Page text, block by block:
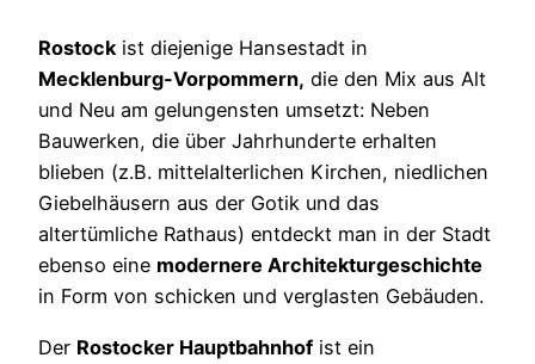
Rostockist diejenige Hansestadt in
Mecklenburg-Vorpommern, die den Mix aus Alt
und Neu am gelungensten umsetzt: Neben
Bauwerken, die über Jahrhunderte erhalten
blieben (z.B. mittelalterlichen Kirchen, niedlichen
Giebelhäusern aus der Gotik und das
altertümliche Rathaus) entdeckt man in der Stadt
ebenso eine modernere Architekturgeschichte
in Form von schicken und verglasten Gebäuden.
Der Rostocker Hauptbahnhof ist ein